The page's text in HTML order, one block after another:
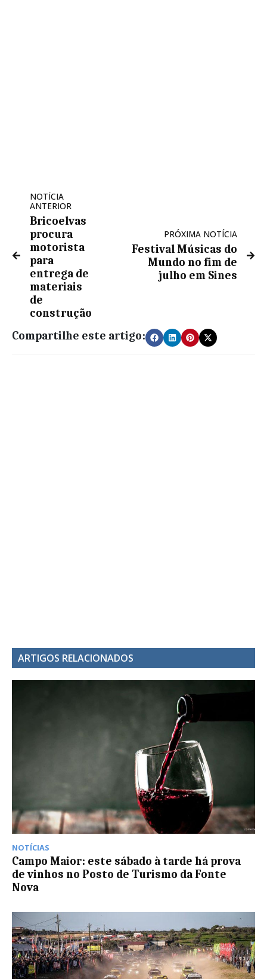
NOTÍCIA
ANTERIOR
Bricoelvas
procura
motorista
para
entrega de
materiais
de
construção
PRÓXIMA NOTÍCIA
Festival Músicas do
Mundo no fim de
julho em Sines
Compartilhe este artigo:
ARTIGOS RELACIONADOS
NOTÍCIAS
Campo Maior: este sábado à tarde há prova
de vinhos no Posto de Turismo da Fonte
Nova